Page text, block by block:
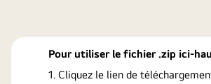
Pour utiliser le fichier .zip ici-
Cliquez le lien de